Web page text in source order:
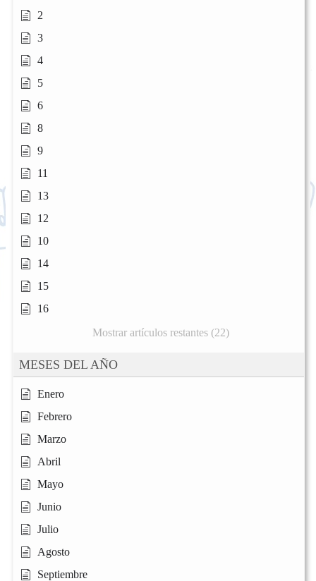
2
3
4
5
6
8
9
11
13
12
10
14
15
16
Mostrar artículos restantes (22)
MESES DEL AÑO
Enero
Febrero
Marzo
Abril
Mayo
Junio
Julio
Agosto
Septiembre